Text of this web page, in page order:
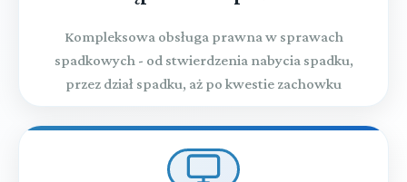
Kompleksowa obsługa prawna w sprawach
spadkowych - od stwierdzenia nabycia spadku,
przez dział spadku, aż po kwestie zachowku